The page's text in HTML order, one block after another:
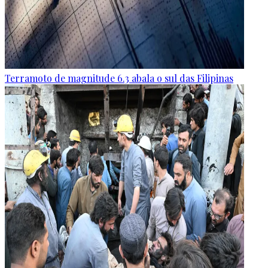
Terramoto de magnitude 6.3 abala o sul das Filipinas